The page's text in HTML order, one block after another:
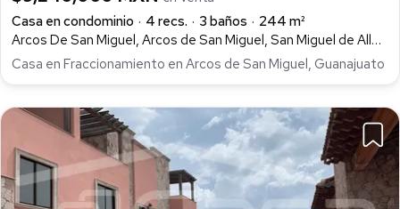
Casa en condominio
4 recs. 3 baños
244 m²
Arcos De San Miguel, Arcos de San Miguel, San Miguel de Allende
Casa en Fraccionamiento en Arcos de San Miguel, Guanajuato